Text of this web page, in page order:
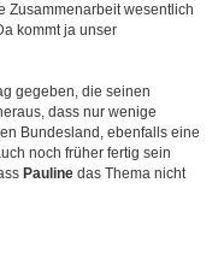
Zusammenarbeit wesentlich
kommt ja unser
gegeben, die seinen
dass nur wenige
Bundesland, ebenfalls eine
noch früher fertig sein
Pauline das Thema nicht